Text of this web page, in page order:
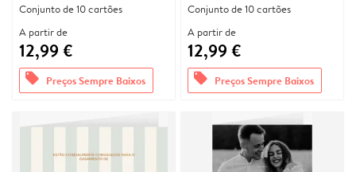
Conjunto de 10 cartões
A partir de
12,99 €
offers Preços Sempre Baixos
Conjunto de 10 cartões
A partir de
12,99 €
offers Preços Sempre Baixos